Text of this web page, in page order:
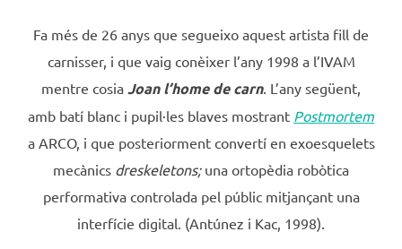
Fa més de 26 anys que segueixo aquest artista fill de
carnisser, i que vaig conèixer l’any 1998 a l’IVAM
mentre cosia Joan l’home de carn. L’any següent,
amb batí blanc i pupil·les blaves mostrant Postmortem
a ARCO, i que posteriorment convertí en exoesquelets
mecànics dreskeletons; una ortopèdia robòtica
performativa controlada pel públic mitjançant una
interfície digital. (Antúnez i Kac, 1998).